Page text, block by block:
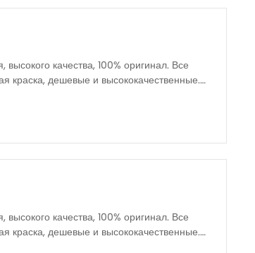
качества, 100% оригинал. Все
краска, дешевые и высококачественные.
качества, 100% оригинал. Все
краска, дешевые и высококачественные.